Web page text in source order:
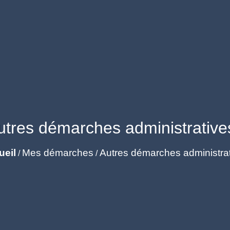
démarches
/ Mes démarches /Autres démarches